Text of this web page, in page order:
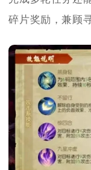
碎片奖励，兼顾